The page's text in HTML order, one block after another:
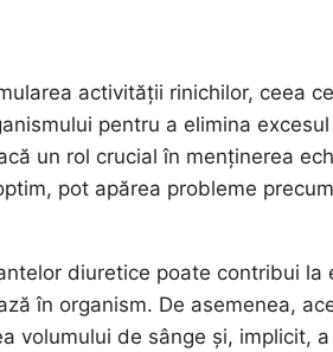
activității rinichilor, ceea
pentru a elimina
un rol crucial în menținerea
pot apărea probleme
diuretice poate contribui
în organism. De asemenea,
volumului de sânge și, implicit,